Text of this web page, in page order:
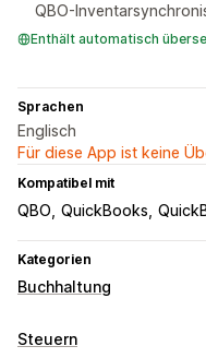
QBO-
Enthält automatisch
Sprachen
Englisch
Für diese App ist keine
Kompatibel mit
QBO QuickBooks
Kategorien
Buchhaltung
Finanzielle Berichte
Steuern